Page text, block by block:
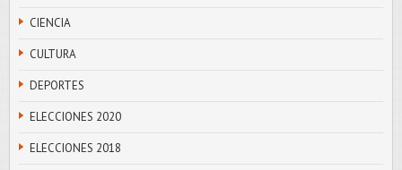
CIENCIA
CULTURA
DEPORTES
ELECCIONES 2020
ELECCIONES 2018